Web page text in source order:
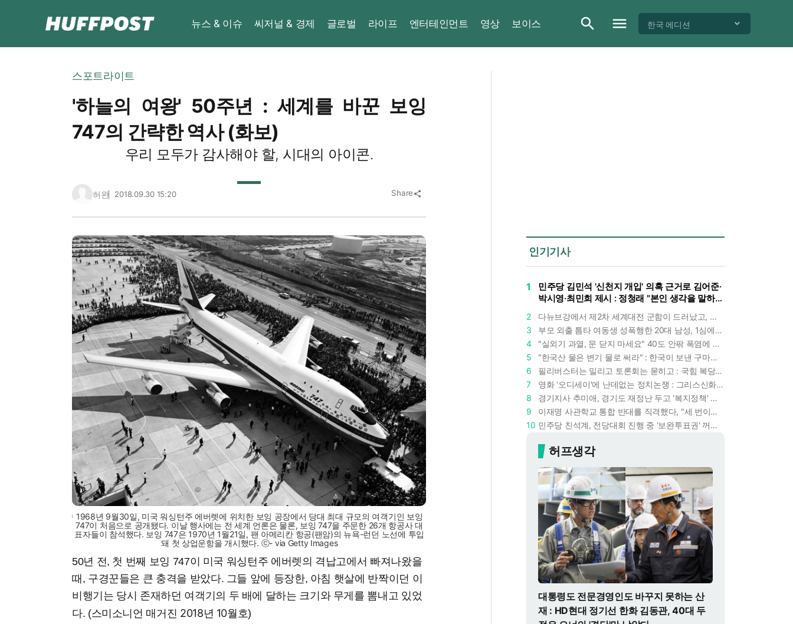
뉴스 & 이슈 씨저널 & 경제 글로벌 라이프 엔터테인먼트 영상 보이스 한국 에디션
스포트라이트
'하늘의 여왕' 50주년 : 세계를 바꾼 보잉
747의 간략한 역사 (화보)
우리 모두가 감사해야 할, 시대의 아이콘.
허완 2018.09.30 15:20 Share share
1968년 9월30일, 미국 워싱턴주 에버렛에 위치한 보잉 공장에서 당대 최대 규모의 여객기인 보잉
747이 처음으로 공개됐다. 이날 행사에는 전 세계 언론은 물론, 보잉 747을 주문한 26개 항공사 대
표자들이 참석했다. 보잉 747은 1970년 1월21일, 팬 아메리칸 항공(팬암)의 뉴욕-런던 노선에 투입
돼 첫 상업운항을 개시했다. ⓒ- via Getty Images
50년 전, 첫 번째 보잉 747이 미국 워싱턴주 에버렛의 격납고에서 빠져나왔을
때, 구경꾼들은 큰 충격을 받았다. 그들 앞에 등장한, 아침 햇살에 반짝이던 이
비행기는 당시 존재하던 여객기의 두 배에 달하는 크기와 무게를 뽐내고 있었
다. (스미소니언 매거진 2018년 10월호)
인기기사
1
민주당 김민석 '신천지 개입' 의혹 근거로 김어준·
박시영·최민희 제시 : 정청래 "본인 생각을 말하
2
다뉴브강에서 제2차 세계대전 군함이 드러났고, 포항 수돗물은 갑자기 짜졌다 : 폭염·가뭄이 만든 낯선 풍경
3
부모 외출 틈타 여동생 성폭행한 20대 남성, 1심에서 5년형 선고 : 친족 간 '암수범죄'의 심각성
4
"실외기 과열, 문 닫지 마세요" 40도 안팎 폭염에 쉼 없이 도는 에어컨 : 화재 위험 경고등!
5
"한국산 물은 변기 물로 써라" : 한국이 보낸 구마모토 지진 구호품에 한 일본인의 '어처구니 없는' 반응
6
필리버스터는 밀리고 토론회는 묻히고 : 국힘 복당 원하는 한동훈, '검사 정치'의 한계만 드러내나
7
영화 '오디세이'에 난데없는 정치논쟁 : 그리스신화 공간에서 '트럼프 전쟁의 참혹함'이 보인다
8
경기지사 추미애, 경기도 재정난 두고 '복지정책' 탓하는 시선에 정면 반박 : "고령자와 아이 인구 급증"
9
이재명 사관학교 통합 반대를 직격했다, "세 번이나 군사 쿠데타 했는데 압도적 지위"
10
민주당 친석계, 전당대회 진행 중 '보완투표권' 꺼냈다 : '사후 투표 허용' 무리수에 정청래 "투표 쿠데타"
허프생각
대통령도 전문경영인도 바꾸지 못하는 산
재 : HD현대 정기선 한화 김동관, 40대 두